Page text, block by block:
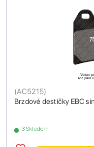
Brzdové destičky EBC
(AC5215)
3 Skladem